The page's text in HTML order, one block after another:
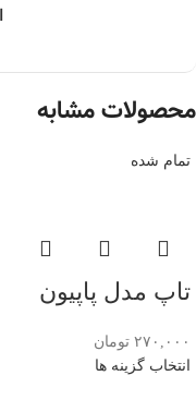
محصولات مشابه
تمام شده
تاپ مدل پاپیون
۲۷۰,۰۰۰ تومان
انتخاب گزینه ها